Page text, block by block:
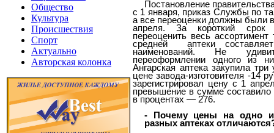
Общество
Культура
Происшествия
Спорт
Актуально
Авторская колонка
Постановление
с 1 января, приказ Службы по
а все переоценки должны были
апреля. За короткий срок
переоценить весь ассортимент
средней
аптеки
наименований. Не
переоформлении одного из
Ангарская аптека закупила три
цене завода-изготовителя -14
зарегистрировал цену с 1
превышение в сумме составило
в процентах — 276.
- Почему цены на одно
разных аптеках